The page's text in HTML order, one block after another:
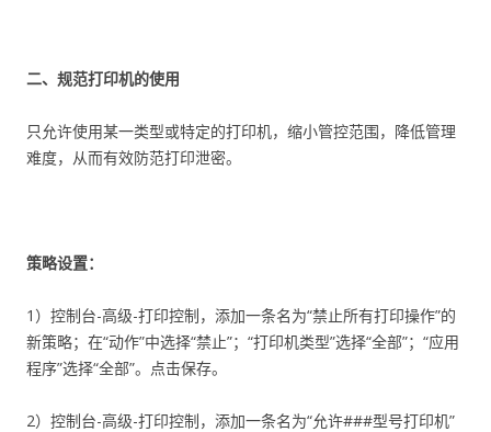
二、规范打印机的使用
只允许使用某一类型或特定的打印机，缩小管控范围，降低管理
难度，从而有效防范打印泄密。
策略设置：
1）控制台-高级-打印控制，添加一条名为“禁止所有打印操作”的
新策略；在“动作”中选择“禁止”；“打印机类型”选择“全部”；“应用
程序”选择“全部”。点击保存。
2）控制台-高级-打印控制，添加一条名为“允许###型号打印机”